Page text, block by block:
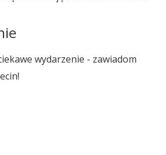
wydarzenie - zawiadom